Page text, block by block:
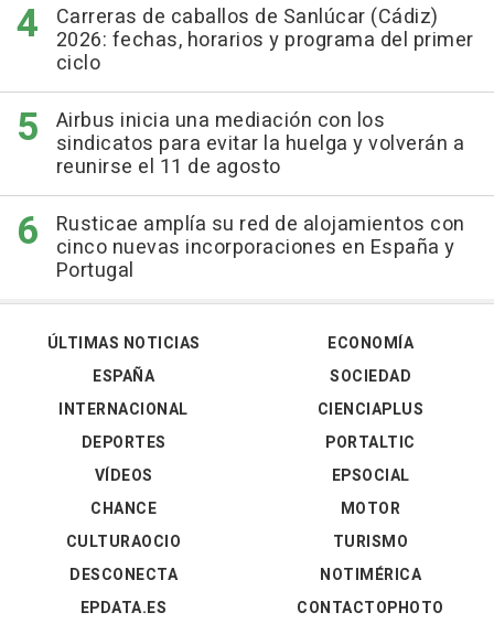
Carreras de caballos de Sanlúcar (Cádiz)
2026: fechas, horarios y programa del primer
ciclo
Airbus inicia una mediación con los
sindicatos para evitar la huelga y volverán a
reunirse el 11 de agosto
Rusticae amplía su red de alojamientos con
cinco nuevas incorporaciones en España y
Portugal
ÚLTIMAS NOTICIAS
ESPAÑA
INTERNACIONAL
DEPORTES
VÍDEOS
ECONOMÍA
SOCIEDAD
CIENCIAPLUS
PORTALTIC
EPSOCIAL
CHANCE
CULTURAOCIO
DESCONECTA
EPDATA.ES
MOTOR
TURISMO
NOTIMÉRICA
CONTACTOPHOTO